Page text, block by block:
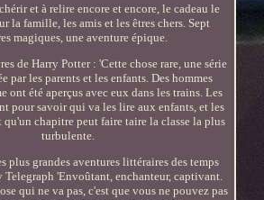
et à relire encore et encore, le cadeau le
la famille, les amis et les êtres chers. Sept
magiques, une aventure épique.
de Harry Potter : 'Cette chose rare, une série
par les parents et les enfants. Des hommes
ont été aperçus avec eux dans les trains. Les
pour savoir qui va les lire aux enfants, et les
qu'un chapitre peut faire taire la classe la plus
turbulente.
plus grandes aventures littéraires des temps
Telegraph 'Envoûtant, enchanteur, captivant.
qui ne va pas, c'est que vous ne pouvez pas